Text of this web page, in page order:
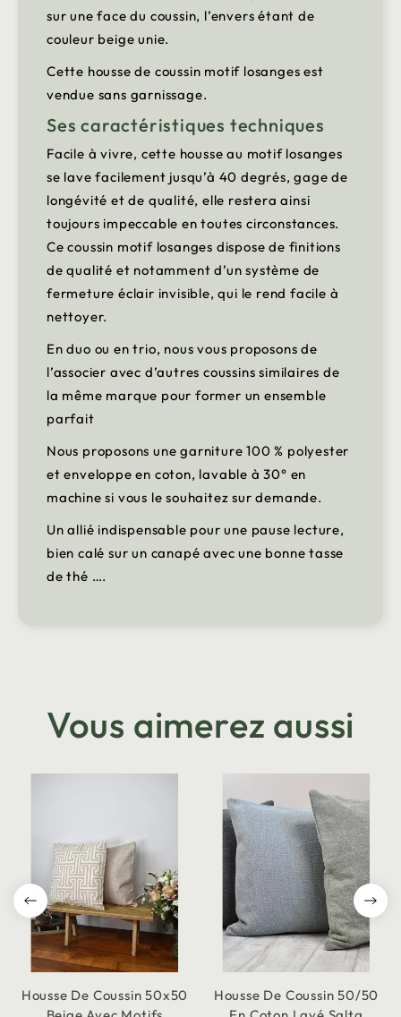
sur une face du coussin, l’envers étant de
couleur beige unie.
Cette housse de coussin motif losanges est
vendue sans garnissage.
Ses caractéristiques techniques
Facile à vivre, cette housse au motif losanges
se lave facilement jusqu’à 40 degrés, gage de
longévité et de qualité, elle restera ainsi
toujours impeccable en toutes circonstances.
Ce coussin motif losanges dispose de finitions
de qualité et notamment d’un système de
fermeture éclair invisible, qui le rend facile à
nettoyer.
En duo ou en trio, nous vous proposons de
l’associer avec d’autres coussins similaires de
la même marque pour former un ensemble
parfait
Nous proposons une garniture 100 % polyester
et enveloppe en coton, lavable à 30° en
machine si vous le souhaitez sur demande.
Un allié indispensable pour une pause lecture,
bien calé sur un canapé avec une bonne tasse
de thé ….
Vous aimerez aussi
Housse De Coussin 50x50
Housse De Coussin 50/50